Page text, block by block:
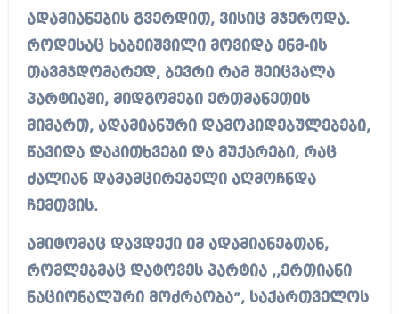
ადამიანების გვერდით, ვისიც მჯეროდა.
როდესაც ხაბეიშვილი მოვიდა ენმ-ის
თავმჯდომარედ, ბევრი რამ შეიცვალა
პარტიაში, მიდგომები ერთმანეთის
მიმართ, ადამიანური დამოკიდებულებები,
წავიდა დაკითხვები და მუქარები, რაც
ძალიან დამამცირებელი აღმოჩნდა
ჩემთვის.
ამიტომაც დავდექი იმ ადამიანებთან,
რომლებმაც დატოვეს პარტია ,,ერთიანი
ნაციონალური მოძრაობა”, საქართველოს